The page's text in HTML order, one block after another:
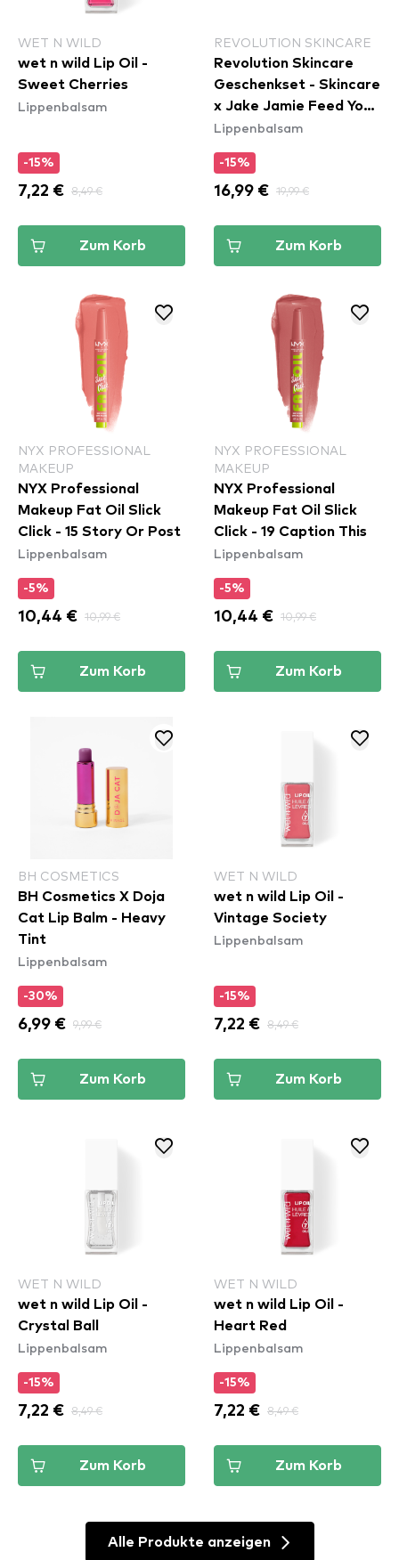
WET N WILD
wet n wild Lip Oil -
Sweet Cherries
Lippenbalsam
-15%
7,22 € 8,49 €
Zum Korb
REVOLUTION SKINCARE
Revolution Skincare
Geschenkset - Skincare
x Jake Jamie Feed Your
Cravings Lip Mask
Lippenbalsam
-15%
16,99 € 19,99 €
Zum Korb
NYX PROFESSIONAL
MAKEUP
NYX Professional
Makeup Fat Oil Slick
Click - 15 Story Or Post
Lippenbalsam
-5%
10,44 € 10,99 €
Zum Korb
NYX PROFESSIONAL
MAKEUP
NYX Professional
Makeup Fat Oil Slick
Click - 19 Caption This
Lippenbalsam
-5%
10,44 € 10,99 €
Zum Korb
BH COSMETICS
BH Cosmetics X Doja
Cat Lip Balm - Heavy
Tint
Lippenbalsam
-30%
6,99 € 9,99 €
Zum Korb
WET N WILD
wet n wild Lip Oil -
Vintage Society
Lippenbalsam
-15%
7,22 € 8,49 €
Zum Korb
WET N WILD
wet n wild Lip Oil -
Crystal Ball
Lippenbalsam
-15%
7,22 € 8,49 €
Zum Korb
WET N WILD
wet n wild Lip Oil -
Heart Red
Lippenbalsam
-15%
7,22 € 8,49 €
Zum Korb
Alle Produkte anzeigen